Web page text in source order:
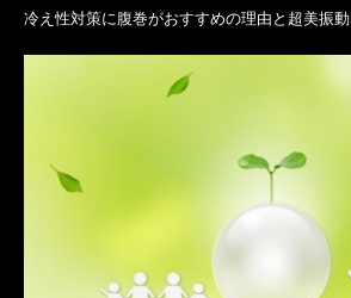
冷え性対策に腹巻がおすすめの理由と超美振